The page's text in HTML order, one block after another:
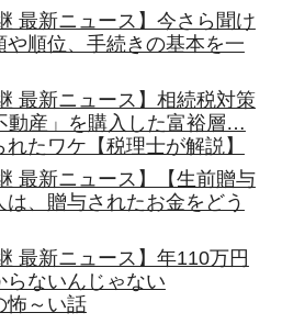
最新ニュース】今さら聞け
順位、手続きの基本を一
最新ニュース】相続税対策
動産」を購入した富裕層…
たワケ【税理士が解説】
最新ニュース】【生前贈与
、贈与されたお金をどう
最新ニュース】年110万円
らないんじゃない
～い話